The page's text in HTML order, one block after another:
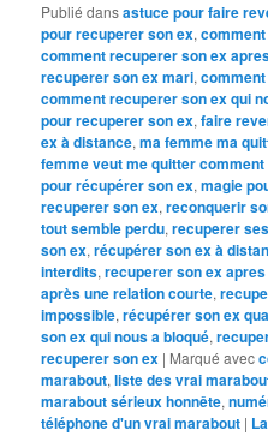
Publié dansastuce pour faire
pour recuperer son ex,
comment recuperer son ex
recuperer son ex mari,
comment recuperer son ex qui
pour recuperer son ex,faire
ex à distance,ma femme ma
femme veut me quitter
pour récupérer son ex,magie
recuperer son ex,reconquerir
tout semble perdu,recuperer
son ex,récupérer son ex à
interdits,recuperer son ex
après une relation courte,
impossible,récupérer son ex
son ex qui nous a bloqué,
recuperer son ex | Marqué avec
marabout,liste des vrai
marabout sérieux honnête,
téléphone d'un vrai marabout |